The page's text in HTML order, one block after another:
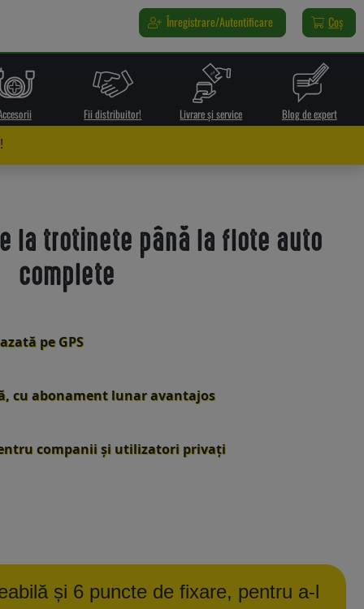
Coș
Înregistrare/Autentificare
Fii distribuitor! Livrare și service Blog de expert
la trotinete până la flote auto
complete
pe GPS
cu abonament lunar avantajos
companii și utilizatori privați
și 6 puncte de fixare, pentru a-l